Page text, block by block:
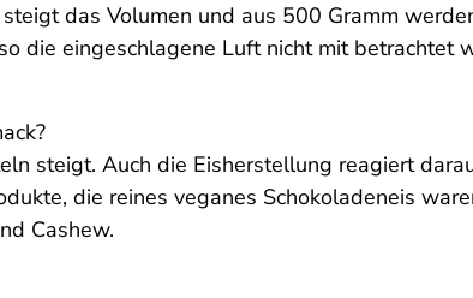
das Volumen und aus 500 Gramm
die eingeschlagene Luft nicht mit
steigt. Auch die Eisherstellung reagiert
die reines veganes Schokoladeneis
Cashew.